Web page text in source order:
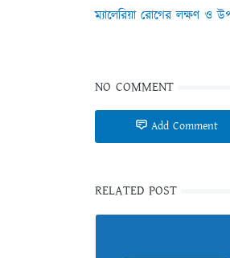
ম্যালেরিয়া রোগের লক্ষণ ও
NO COMMENT
Add Comment
RELATED POST